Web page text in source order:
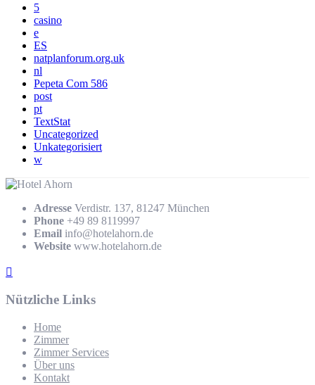
5
casino
e
ES
natplanforum.org.uk
nl
Pepeta Com 586
post
pt
TextStat
Uncategorized
Unkategorisiert
w
Adresse Verdistr. 137, 81247 München
Phone +49 89 8119997
Email info@hotelahorn.de
Website www.hotelahorn.de
Nützliche Links
Home
Zimmer
Zimmer Services
Über uns
Kontakt